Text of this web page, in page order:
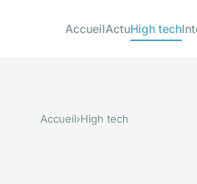
AccueilActuHigh tech
Accueil›High tech